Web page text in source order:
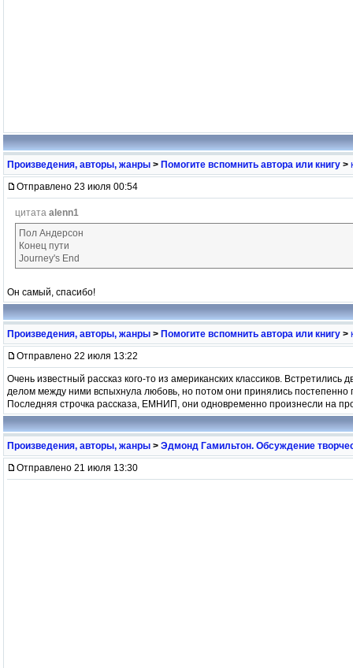
Произведения, авторы, жанры > Помогите вспомнить автора или книгу >
Отправлено 23 июля 00:54
цитата alenn1
Пол Андерсон
Конец пути
Journey's End
Он самый, спасибо!
Произведения, авторы, жанры > Помогите вспомнить автора или книгу >
Отправлено 22 июля 13:22
Очень известный рассказ кого-то из американских классиков.
делом между ними вспыхнула любовь, но потом они принялись постепенно
Последняя строчка рассказа, ЕМНИП, они одновременно произнесли
Произведения, авторы, жанры > Эдмонд Гамильтон. Обсуждение
Отправлено 21 июля 13:30